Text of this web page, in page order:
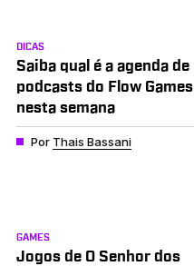
DICAS
Saiba qual é a agenda de
podcasts do Flow Games
nesta semana
Por Thais Bassani
GAMES
Jogos de O Senhor dos